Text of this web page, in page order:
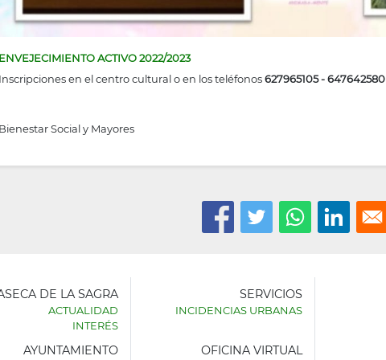
ACTIVO 2022/2023
en el centro cultural o en los teléfonos627965105 - 647642580
Social y Mayores
DE LA SAGRA
ACTUALIDAD
INTERÉS
SERVICIOS
INCIDENCIAS URBANAS
AYUNTAMIENTO OFICINA VIRTUAL